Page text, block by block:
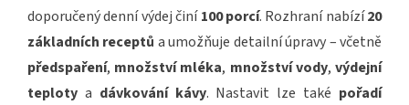
doporučený denní výdej činí100 porcí. Rozhraní nabízí20
základních receptů a umožňuje detailní úpravy – včetně
předspaření, množství mléka, množství vody,výdejní
teploty a dávkování kávy. Nastavit lze také pořadí